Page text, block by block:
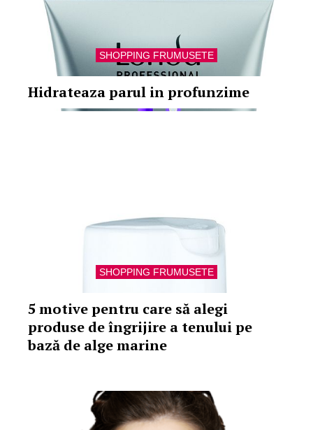
SHOPPING FRUMUSETE
Hidrateaza parul in profunzime
SHOPPING FRUMUSETE
5 motive pentru care să alegi
produse de îngrijire a tenului pe
bază de alge marine